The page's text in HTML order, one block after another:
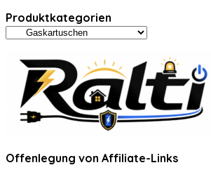
Produktkategorien
Offenlegung von Affiliate-Links